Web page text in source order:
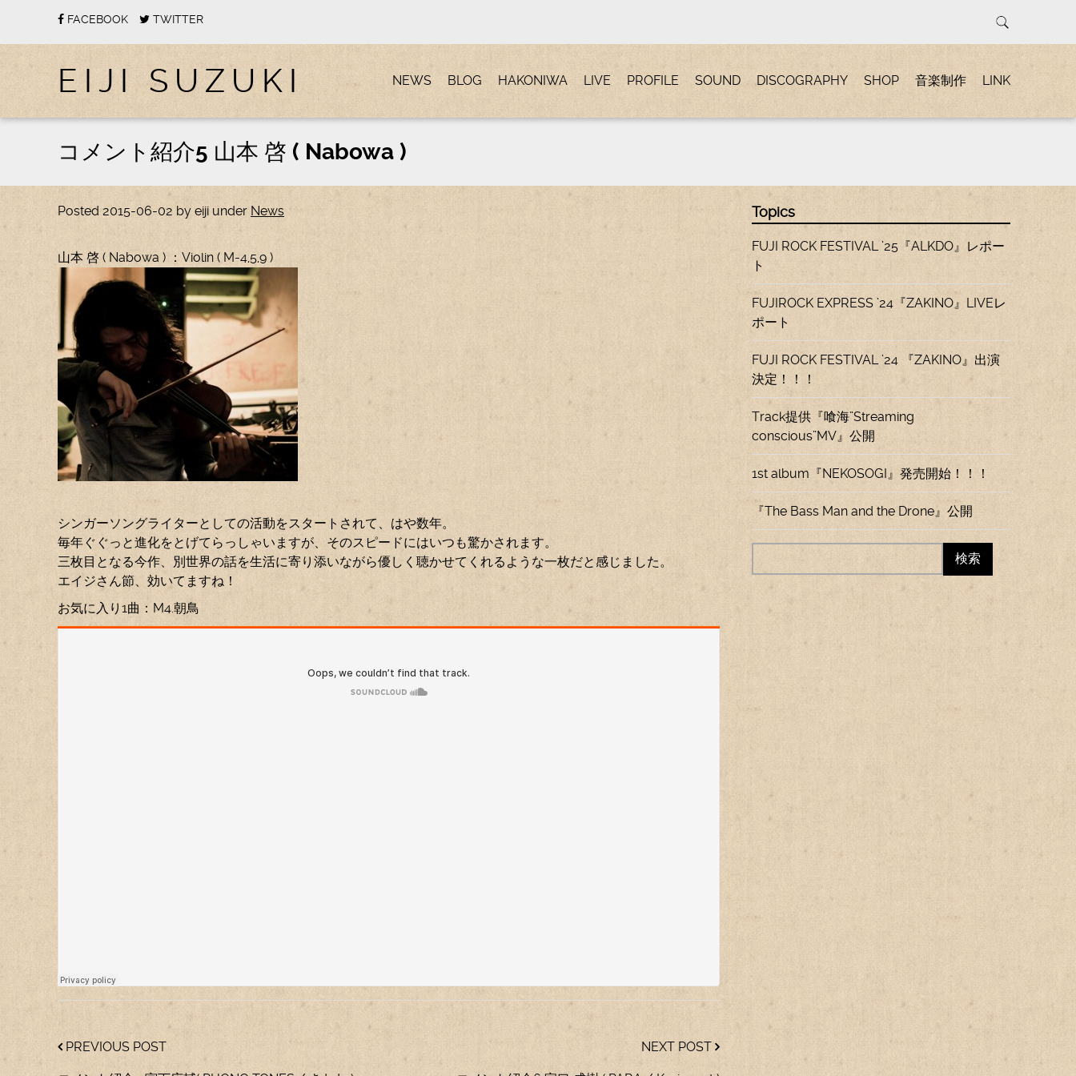
FACEBOOK TWITTER
EIJI SUZUKI NEWS BLOG HAKONIWA LIVE PROFILE SOUND DISCOGRAPHY SHOP 音楽制作 LINK
コメント紹介5 山本 啓 ( Nabowa )
Posted 2015-06-02 by eiji under News
山本 啓 ( Nabowa ) ：Violin ( M-4,5,9 )
シンガーソングライターとしての活動をスタートされて、はや数年。
毎年ぐぐっと進化をとげてらっしゃいますが、そのスピードにはいつも驚かされます。
三枚目となる今作、別世界の話を生活に寄り添いながら優しく聴かせてくれるような一枚だと感じました。
エイジさん節、効いてますね！
お気に入り1曲：M4.朝鳥
PREVIOUS POST NEXT POST
Topics
FUJI ROCK FESTIVAL ’25『ALKDO』レポー
ト
FUJIROCK EXPRESS ’24『ZAKINO』LIVEレ
ポート
FUJI ROCK FESTIVAL ’24 『ZAKINO』出演
決定！！！
Track提供『喰海”Streaming
conscious”MV』公開
1st album『NEKOSOGI』発売開始！！！
『The Bass Man and the Drone』公開